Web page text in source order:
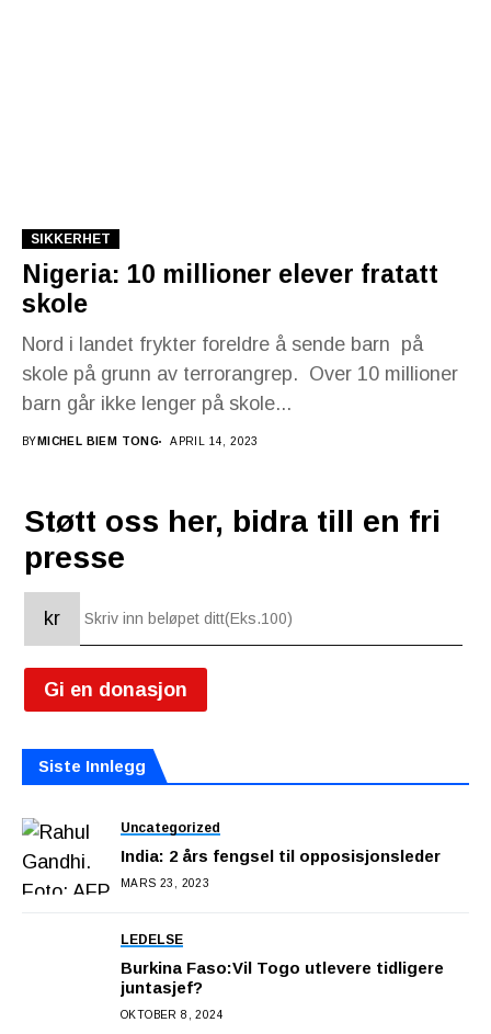
SIKKERHET
Nigeria: 10 millioner elever fratatt
skole
Nord i landet frykter foreldre å sende barn på
skole på grunn av terrorangrep. Over 10 millioner
barn går ikke lenger på skole...
BY MICHEL BIEM TONG APRIL 14, 2023
Støtt oss her, bidra till en fri
presse
kr
Gi en donasjon
Siste Innlegg
Uncategorized
India: 2 års fengsel til opposisjonsleder
MARS 23, 2023
LEDELSE
Burkina Faso:Vil Togo utlevere tidligere
juntasjef?
OKTOBER 8, 2024